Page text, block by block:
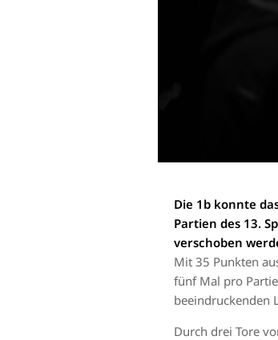
Die 1b konnte
Partien des 13.
verschoben
Mit 35 Punkten
fünf Mal pro
beeindruckenden
Durch drei Tore